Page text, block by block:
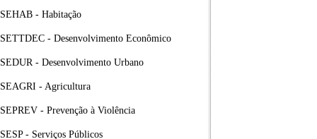
SEHAB - Habitação
SETTDEC - Desenvolvimento Econômico
SEDUR - Desenvolvimento Urbano
SEAGRI - Agricultura
SEPREV - Prevenção à Violência
SESP - Serviços Públicos